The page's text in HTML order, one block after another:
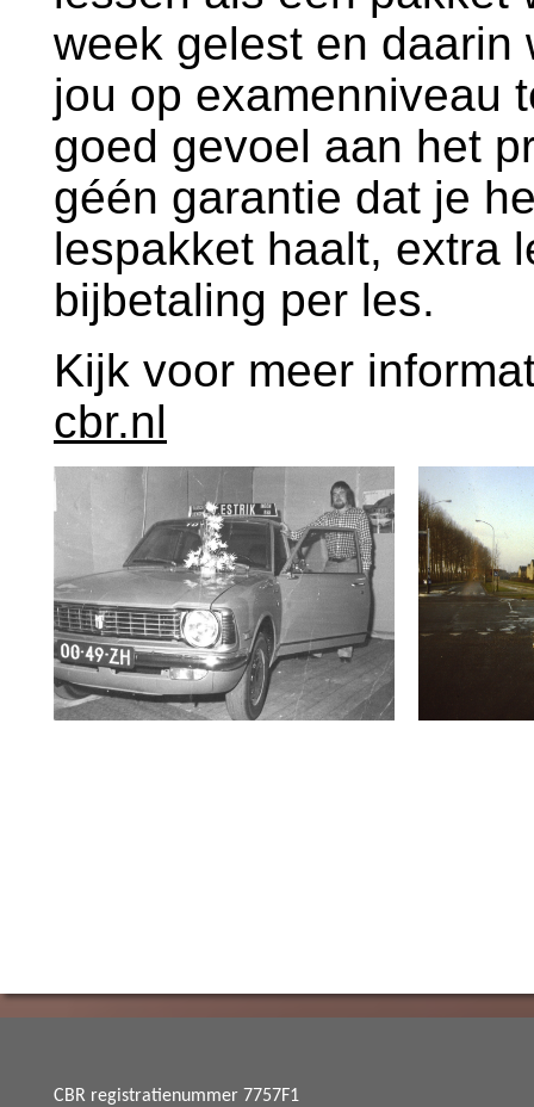
week gelest en daarin
jou op examenniveau
goed gevoel aan het
géén garantie dat je
lespakket haalt, extra
bijbetaling per les.
Kijk voor meer
cbr.nl
CBR registratienummer 7757F1